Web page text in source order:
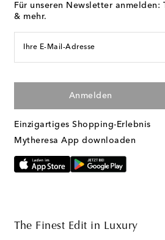
Für unseren Newsletter anmelden:
& mehr.
Ihre E-Mail-Adresse
Anmelden
Einzigartiges Shopping-Erlebnis
Mytheresa App downloaden
The Finest Edit in Luxury